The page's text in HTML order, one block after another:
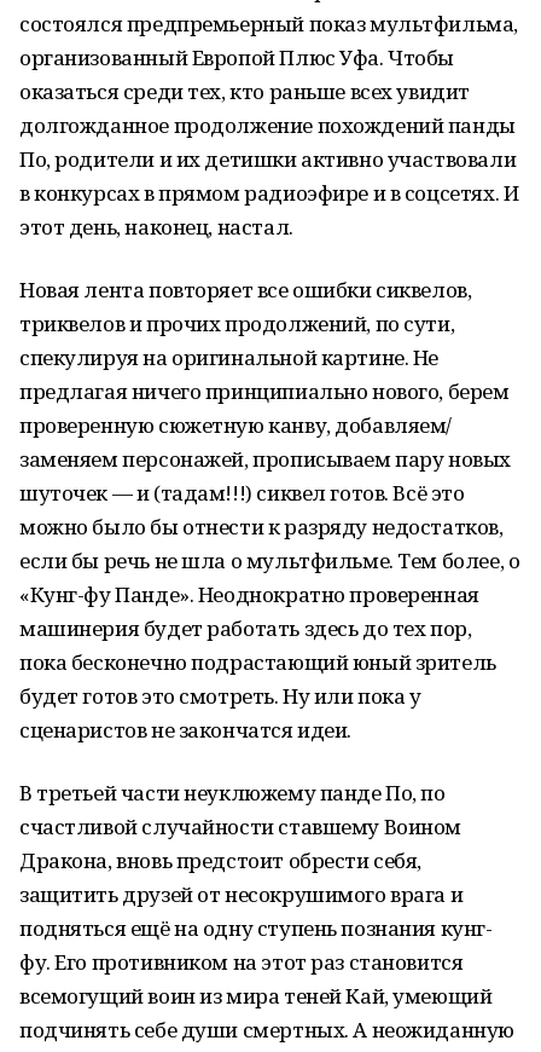
состоялся предпремьерный показ мультфильма,
организованный Европой Плюс Уфа. Чтобы
оказаться среди тех, кто раньше всех увидит
долгожданное продолжение похождений панды
По, родители и их детишки активно участвовали
в конкурсах в прямом радиоэфире и в соцсетях. И
этот день, наконец, настал.
Новая лента повторяет все ошибки сиквелов,
триквелов и прочих продолжений, по сути,
спекулируя на оригинальной картине. Не
предлагая ничего принципиально нового, берем
проверенную сюжетную канву, добавляем/
заменяем персонажей, прописываем пару новых
шуточек — и (тадам!!!) сиквел готов. Всё это
можно было бы отнести к разряду недостатков,
если бы речь не шла о мультфильме. Тем более, о
«Кунг-фу Панде». Неоднократно проверенная
машинерия будет работать здесь до тех пор,
пока бесконечно подрастающий юный зритель
будет готов это смотреть. Ну или пока у
сценаристов не закончатся идеи.
В третьей части неуклюжему панде По, по
счастливой случайности ставшему Воином
Дракона, вновь предстоит обрести себя,
защитить друзей от несокрушимого врага и
подняться ещё на одну ступень познания кунг-
фу. Его противником на этот раз становится
всемогущий воин из мира теней Кай, умеющий
подчинять себе души смертных. А неожиданную